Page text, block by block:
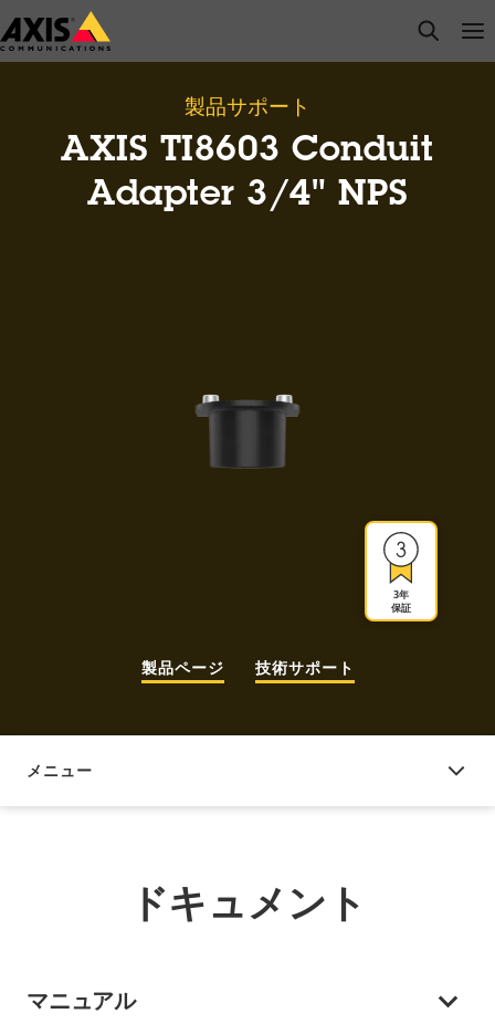
メ
イ
open
製品サポート
AXIS TI8603 Conduit
Adapter 3/4" NPS
3年
保証
製品ページ 技術サポート
メニュー
ドキュメント
ドキュメント
マニュアル